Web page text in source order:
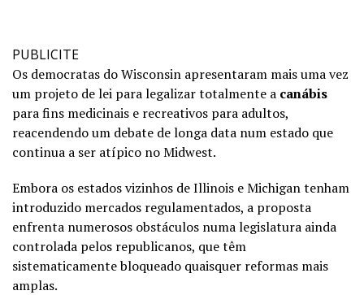
PUBLICITE
Os democratas do Wisconsin apresentaram mais uma vez
um projeto de lei para legalizar totalmente a canábis
para fins medicinais e recreativos para adultos,
reacendendo um debate de longa data num estado que
continua a ser atípico no Midwest.
Embora os estados vizinhos de Illinois e Michigan tenham
introduzido mercados regulamentados, a proposta
enfrenta numerosos obstáculos numa legislatura ainda
controlada pelos republicanos, que têm
sistematicamente bloqueado quaisquer reformas mais
amplas.